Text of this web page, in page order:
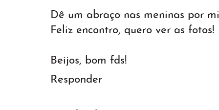
Dê um abraço nas meninas por
Feliz encontro, quero ver as fotos!
Beijos, bom fds!
Responder